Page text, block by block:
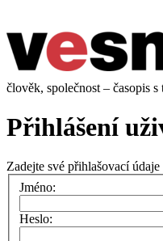
člověk, společnost – časopis
Přihlášení
Zadejte své přihlašovací údaje
Jméno:
Heslo: